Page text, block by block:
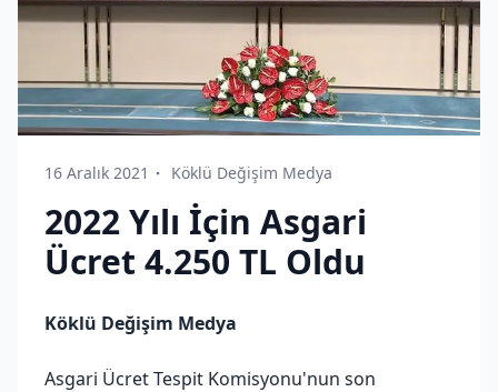
16 Aralık 2021 Köklü Değişim Medya
2022 Yılı İçin Asgari
Ücret 4.250 TL Oldu
Köklü Değişim Medya
Asgari Ücret Tespit Komisyonu'nun son